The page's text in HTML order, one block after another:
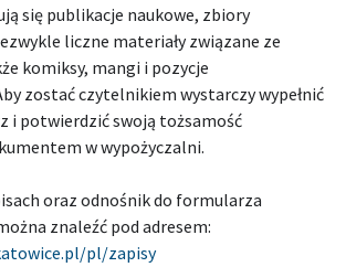
się publikacje naukowe, zbiory
liczne materiały związane ze
komiksy, mangi i pozycje
zostać czytelnikiem wystarczy wypełnić
i potwierdzić swoją tożsamość
w wypożyczalni.
oraz odnośnik do formularza
znaleźć pod adresem:
pl/zapisy